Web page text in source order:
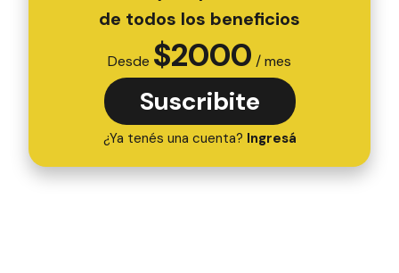
de todos los beneficios
Desde $2000 / mes
Suscribite
¿Ya tenés una cuenta? Ingresá